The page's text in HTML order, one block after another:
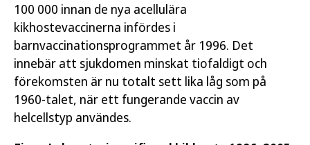
100 000 innan de nya acellulära
kikhostevaccinerna infördes i
barnvaccinationsprogrammet år 1996. Det
innebär att sjukdomen minskat tiofaldigt och
förekomsten är nu totalt sett lika låg som på
1960-talet, när ett fungerande vaccin av
helcellstyp användes.